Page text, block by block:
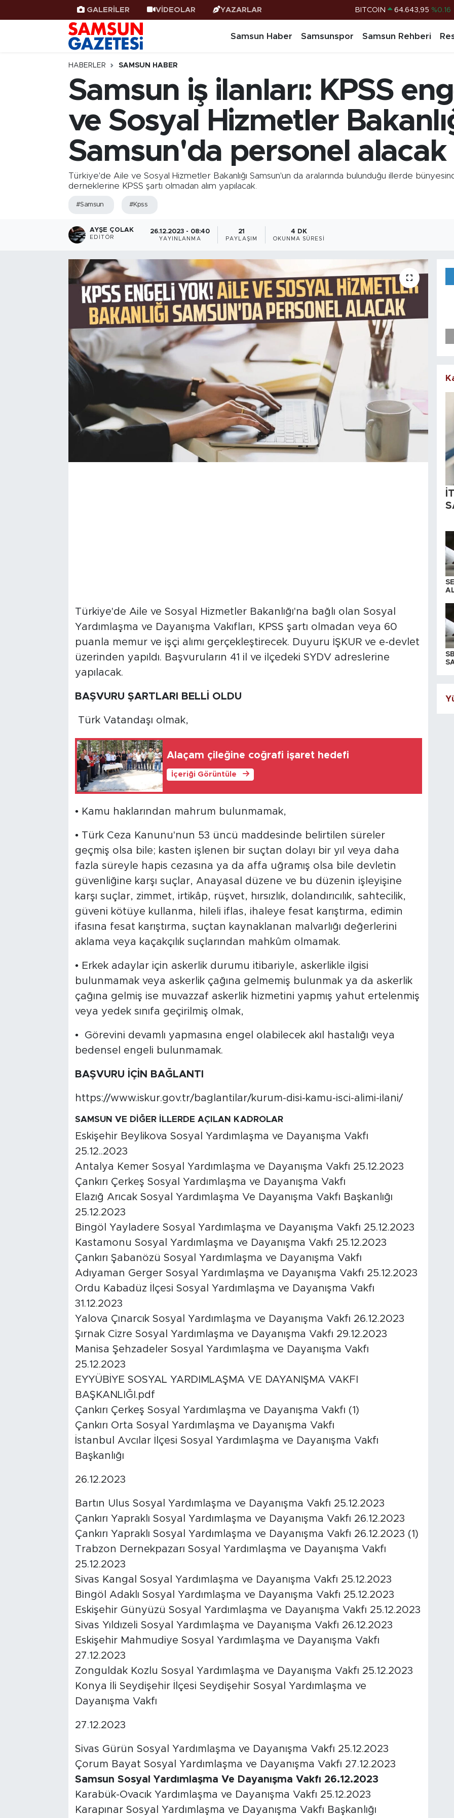
GALERİLER VİDEOLAR YAZARLAR DOLAR 47,6704 %0
BİST100 13.799 %70
BITCOIN 64.643,95 %0.16
Samsun Haber Samsunspor Samsun Rehberi
HABERLER SAMSUN HABER
Samsun iş ilanları: KPSS
ve Sosyal Hizmetler
Samsun'da personel alacak
Türkiye'de Aile ve Sosyal Hizmetler Bakanlığı Samsun'un da aralarında bulunduğu illerde
derneklerine KPSS şartı olmadan alım yapılacak.
#Samsun #Kpss
AYŞE ÇOLAK
EDITÖR
26.12.2023 - 08:40
YAYINLANMA
21
PAYLAŞIM
4 DK
OKUNMA SÜRESI
Türkiye'de Aile ve Sosyal Hizmetler Bakanlığı'na bağlı olan Sosyal
Yardımlaşma ve Dayanışma Vakıfları, KPSS şartı olmadan veya 60
puanla memur ve işçi alımı gerçekleştirecek. Duyuru İŞKUR ve e-devlet
üzerinden yapıldı. Başvuruların 41 il ve ilçedeki SYDV adreslerine
yapılacak.
BAŞVURU ŞARTLARI BELLİ OLDU
Türk Vatandaşı olmak,
Alaçam çileğine coğrafi işaret hedefi
İçeriği Görüntüle
• Kamu haklarından mahrum bulunmamak,
• Türk Ceza Kanunu'nun 53 üncü maddesinde belirtilen süreler
geçmiş olsa bile; kasten işlenen bir suçtan dolayı bir yıl veya daha
fazla süreyle hapis cezasına ya da affa uğramış olsa bile devletin
güvenliğine karşı suçlar, Anayasal düzene ve bu düzenin işleyişine
karşı suçlar, zimmet, irtikâp, rüşvet, hırsızlık, dolandırıcılık, sahtecilik,
güveni kötüye kullanma, hileli iflas, ihaleye fesat karıştırma, edimin
ifasına fesat karıştırma, suçtan kaynaklanan malvarlığı değerlerini
aklama veya kaçakçılık suçlarından mahkûm olmamak.
• Erkek adaylar için askerlik durumu itibariyle, askerlikle ilgisi
bulunmamak veya askerlik çağına gelmemiş bulunmak ya da askerlik
çağına gelmiş ise muvazzaf askerlik hizmetini yapmış yahut ertelenmiş
veya yedek sınıfa geçirilmiş olmak,
• Görevini devamlı yapmasına engel olabilecek akıl hastalığı veya
bedensel engeli bulunmamak.
BAŞVURU İÇİN BAĞLANTI
https://www.iskur.gov.tr/baglantilar/kurum-disi-kamu-isci-alimi-ilani/
SAMSUN VE DİĞER İLLERDE AÇILAN KADROLAR
Eskişehir Beylikova Sosyal Yardımlaşma ve Dayanışma Vakfı
25.12..2023
Antalya Kemer Sosyal Yardımlaşma ve Dayanışma Vakfı 25.12.2023
Çankırı Çerkeş Sosyal Yardımlaşma ve Dayanışma Vakfı
Elazığ Arıcak Sosyal Yardımlaşma Ve Dayanışma Vakfı Başkanlığı
25.12.2023
Bingöl Yayladere Sosyal Yardımlaşma ve Dayanışma Vakfı 25.12.2023
Kastamonu Sosyal Yardımlaşma ve Dayanışma Vakfı 25.12.2023
Çankırı Şabanözü Sosyal Yardımlaşma ve Dayanışma Vakfı
Adıyaman Gerger Sosyal Yardımlaşma ve Dayanışma Vakfı 25.12.2023
Ordu Kabadüz İlçesi Sosyal Yardımlaşma ve Dayanışma Vakfı
31.12.2023
Yalova Çınarcık Sosyal Yardımlaşma ve Dayanışma Vakfı 26.12.2023
Şırnak Cizre Sosyal Yardımlaşma ve Dayanışma Vakfı 29.12.2023
Manisa Şehzadeler Sosyal Yardımlaşma ve Dayanışma Vakfı
25.12.2023
EYYÜBİYE SOSYAL YARDIMLAŞMA VE DAYANIŞMA VAKFI
BAŞKANLIĞI.pdf
Çankırı Çerkeş Sosyal Yardımlaşma ve Dayanışma Vakfı (1)
Çankırı Orta Sosyal Yardımlaşma ve Dayanışma Vakfı
İstanbul Avcılar İlçesi Sosyal Yardımlaşma ve Dayanışma Vakfı
Başkanlığı
26.12.2023
Bartın Ulus Sosyal Yardımlaşma ve Dayanışma Vakfı 25.12.2023
Çankırı Yapraklı Sosyal Yardımlaşma ve Dayanışma Vakfı 26.12.2023
Çankırı Yapraklı Sosyal Yardımlaşma ve Dayanışma Vakfı 26.12.2023 (1)
Trabzon Dernekpazarı Sosyal Yardımlaşma ve Dayanışma Vakfı
25.12.2023
Sivas Kangal Sosyal Yardımlaşma ve Dayanışma Vakfı 25.12.2023
Bingöl Adaklı Sosyal Yardımlaşma ve Dayanışma Vakfı 25.12.2023
Eskişehir Günyüzü Sosyal Yardımlaşma ve Dayanışma Vakfı 25.12.2023
Sivas Yıldızeli Sosyal Yardımlaşma ve Dayanışma Vakfı 26.12.2023
Eskişehir Mahmudiye Sosyal Yardımlaşma ve Dayanışma Vakfı
27.12.2023
Zonguldak Kozlu Sosyal Yardımlaşma ve Dayanışma Vakfı 25.12.2023
Konya İli Seydişehir İlçesi Seydişehir Sosyal Yardımlaşma ve
Dayanışma Vakfı
27.12.2023
Sivas Gürün Sosyal Yardımlaşma ve Dayanışma Vakfı 25.12.2023
Çorum Bayat Sosyal Yardımlaşma ve Dayanışma Vakfı 27.12.2023
Samsun Sosyal Yardımlaşma Ve Dayanışma Vakfı 26.12.2023
Karabük-Ovacık Yardımlaşma ve Dayanışma Vakfı 25.12.2023
Karapınar Sosyal Yardımlaşma ve Dayanışma Vakfı Başkanlığı
Samsun Haber
Samsunspor
Samsun Rehberi
Resmi İlanlar
Samsun Nöbetçi Eczaneler
Samsun Hava Durumu
SAMSUN Namaz Vakitleri
Samsun Trafik Yoğunluk Haritası
Süper Lig Puan Durumu ve Fikstür